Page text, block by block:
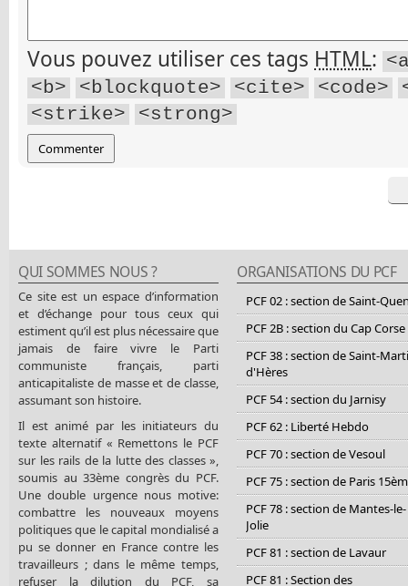
Vous pouvez utiliser ces tags HTML:
<b>
<blockquote> <cite> <code>
<strike>
<strong>
QUI SOMMES NOUS ?
Ce site est un espace d’information
et d’échange pour tous ceux qui
estiment qu’il est plus nécessaire que
jamais de faire vivre le Parti
communiste français, parti
anticapitaliste de masse et de classe,
assumant son histoire.
Il est animé par les initiateurs du
texte alternatif « Remettons le PCF
sur les rails de la lutte des classes »,
soumis au 33ème congrès du PCF.
Une double urgence nous motive:
combattre les nouveaux moyens
politiques que le capital mondialisé a
pu se donner en France contre les
travailleurs ; dans le même temps,
refuser la dilution du PCF, sa
ORGANISATIONS DU PCF
PCF 02 : section de Saint-
PCF 2B : section du Cap Corse
PCF 38 : section de Saint-
d'Hères
PCF 54 : section du Jarnisy
PCF 62 : Liberté Hebdo
PCF 70 : section de Vesoul
PCF 75 : section de Paris
PCF 78 : section de Mantes-le-
Jolie
PCF 81 : section de Lavaur
PCF 81 : Section des